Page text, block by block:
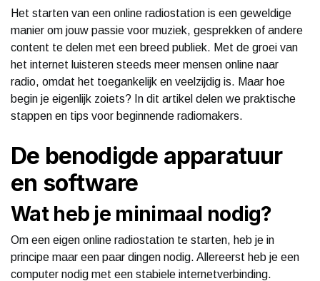
Het starten van een online radiostation is een geweldige
manier om jouw passie voor muziek, gesprekken of andere
content te delen met een breed publiek. Met de groei van
het internet luisteren steeds meer mensen online naar
radio, omdat het toegankelijk en veelzijdig is. Maar hoe
begin je eigenlijk zoiets? In dit artikel delen we praktische
stappen en tips voor beginnende radiomakers.
De benodigde apparatuur
en software
Wat heb je minimaal nodig?
Om een eigen online radiostation te starten, heb je in
principe maar een paar dingen nodig. Allereerst heb je een
computer nodig met een stabiele internetverbinding.